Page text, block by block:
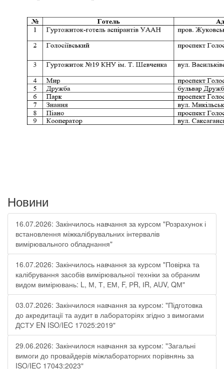
Новини
16.07.2026: Закінчилось навчання за курсом "Розрахунок і
встановлення міжкалібрувальних інтервалів
вимірювального обладнання"
16.07.2026: Закінчилось навчання за курсом "Повірка та
калібрування засобів вимірювальної техніки за обраним
видом вимірювань: L, М, Т, ЕМ, F, РR, ІR, АUV, QМ"
03.07.2026: Закінчилося навчання за курсом: "Підготовка
до акредитації та аудит в лабораторіях згідно з вимогами
ДСТУ EN ISO/IEC 17025:2019"
29.06.2026: Закінчилося навчання за курсом: "Загальні
вимоги до провайдерів міжлабораторних порівнянь за
ISO/IEC 17043:2023"